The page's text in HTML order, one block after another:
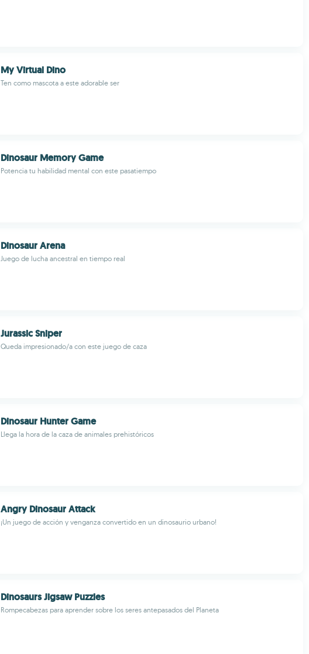
My Virtual Dino
Ten como mascota a este adorable ser
Dinosaur Memory Game
Potencia tu habilidad mental con este pasatiempo
Dinosaur Arena
Juego de lucha ancestral en tiempo real
Jurassic Sniper
Queda impresionado/a con este juego de caza
Dinosaur Hunter Game
Llega la hora de la caza de animales prehistóricos
Angry Dinosaur Attack
¡Un juego de acción y venganza convertido en un dinosaurio urbano!
Dinosaurs Jigsaw Puzzles
Rompecabezas para aprender sobre los seres antepasados del Planeta